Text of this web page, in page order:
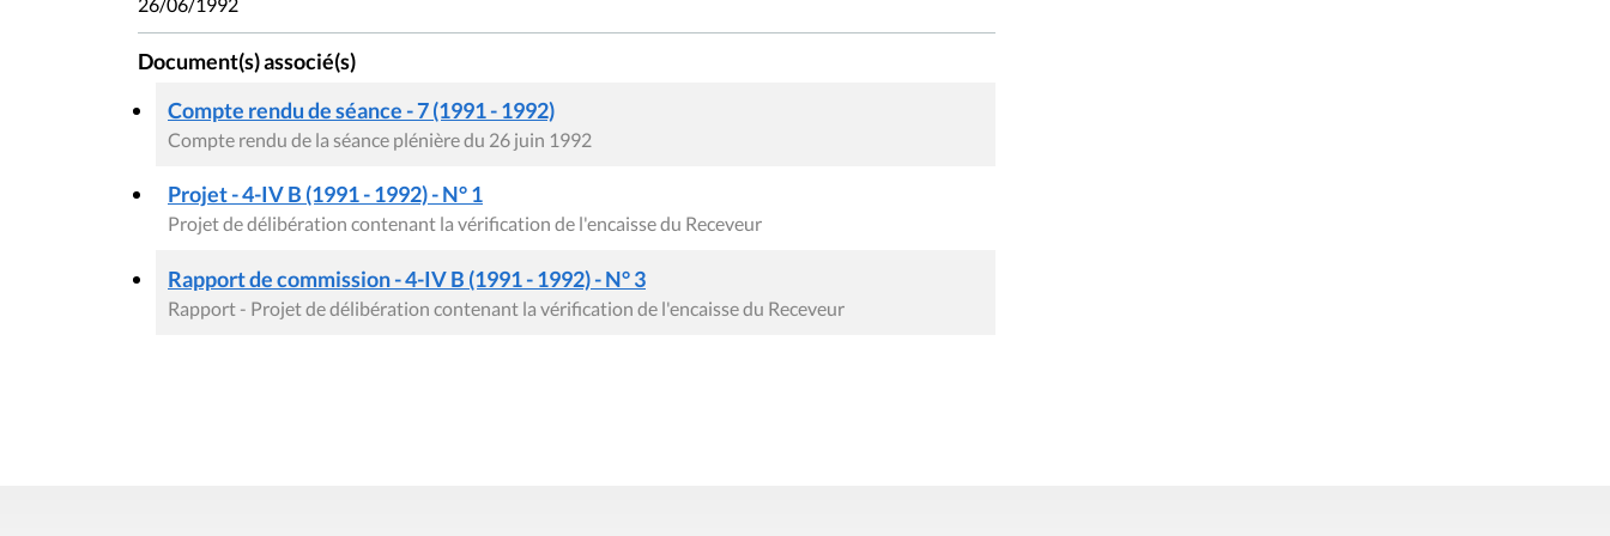
Document(s) associé(s)
Compte rendu de séance - 7 (1991 - 1992)
Compte rendu de la séance plénière du 26 juin 1992
Projet - 4-IV B (1991 - 1992) - N° 1
Projet de délibération contenant la vérification de l'encaisse du Receveur
Rapport de commission - 4-IV B (1991 - 1992) - N° 3
Rapport - Projet de délibération contenant la vérification de l'encaisse du Receveur